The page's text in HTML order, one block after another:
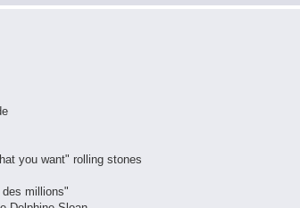
you want" rolling stones
millions"